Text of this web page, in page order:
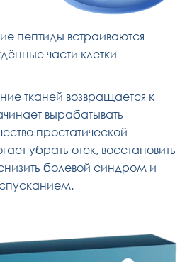
пептиды встраиваются
части клетки
тканей возвращается к
вырабатывать
простатической
убрать отек, восстановить
болевой синдром и